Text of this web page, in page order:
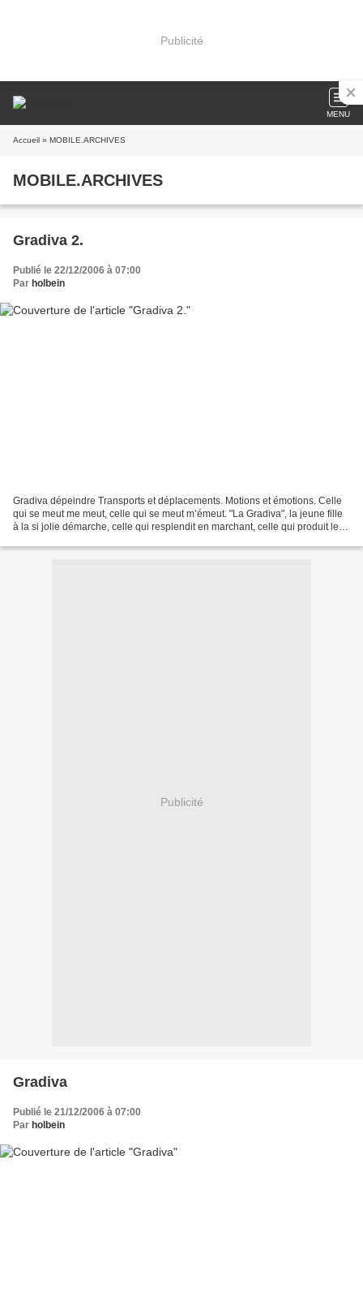
Publicité
MENU
Accueil » MOBILE.ARCHIVES
MOBILE.ARCHIVES
Gradiva 2.
Publié le 22/12/2006 à 07:00
Par holbein
Gradiva dépeindre Transports et déplacements. Motions et émotions. Celle
qui se meut me meut, celle qui se meut m’émeut. "La Gradiva", la jeune fille
à la si jolie démarche, celle qui resplendit en marchant, celle qui produit le
Publicité
Gradiva
Publié le 21/12/2006 à 07:00
Par holbein